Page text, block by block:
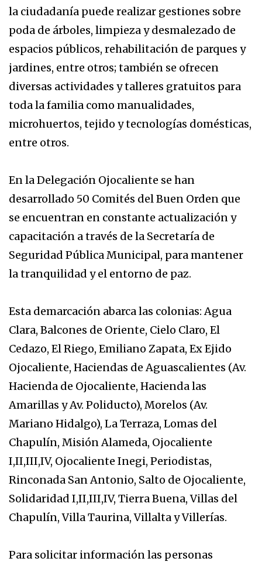
la ciudadanía puede realizar gestiones sobre
poda de árboles, limpieza y desmalezado de
espacios públicos, rehabilitación de parques y
jardines, entre otros; también se ofrecen
diversas actividades y talleres gratuitos para
toda la familia como manualidades,
microhuertos, tejido y tecnologías domésticas,
entre otros.
En la Delegación Ojocaliente se han
desarrollado 50 Comités del Buen Orden que
se encuentran en constante actualización y
capacitación a través de la Secretaría de
Seguridad Pública Municipal, para mantener
la tranquilidad y el entorno de paz.
Esta demarcación abarca las colonias: Agua
Clara, Balcones de Oriente, Cielo Claro, El
Cedazo, El Riego, Emiliano Zapata, Ex Ejido
Ojocaliente, Haciendas de Aguascalientes (Av.
Hacienda de Ojocaliente, Hacienda las
Amarillas y Av. Poliducto), Morelos (Av.
Mariano Hidalgo), La Terraza, Lomas del
Chapulín, Misión Alameda, Ojocaliente
I,II,III,IV, Ojocaliente Inegi, Periodistas,
Rinconada San Antonio, Salto de Ojocaliente,
Solidaridad I,II,III,IV, Tierra Buena, Villas del
Chapulín, Villa Taurina, Villalta y Villerías.
Para solicitar información las personas